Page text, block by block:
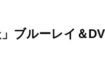
ブルーレイ＆